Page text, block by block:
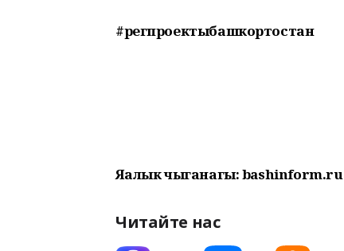
#регпроектыбашкортостан
Яңалык чыганагы: bashinform.ru
Читайте нас